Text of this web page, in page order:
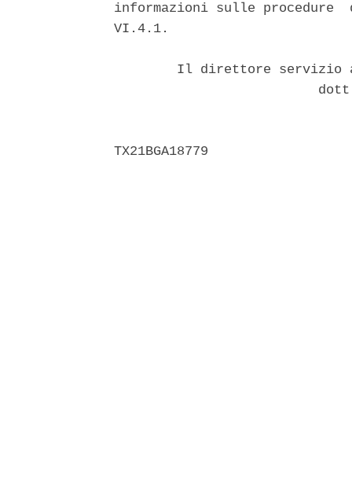
informazioni sulle procedure
VI.4.1.
Il direttore